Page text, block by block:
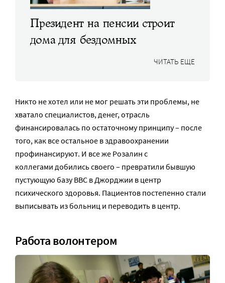
Президент на пенсии строит
дома для бездомных
ЧИТАТЬ ЕЩЕ
Никто не хотел или не мог решать эти проблемы, не
хватало специалистов, денег, отрасль
финансировалась по остаточному принципу – после
того, как все остальное в здравоохранении
профинансируют. И все же Розалин с
коллегами добились своего – превратили бывшую
пустующую базу ВВС в Джорджии в центр
психического здоровья. Пациентов постепенно стали
выписывать из больниц и переводить в центр.
Работа волонтером